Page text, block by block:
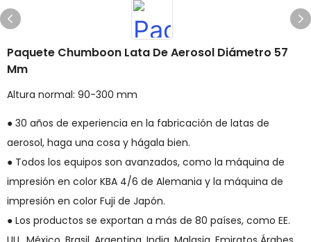
Paquete Chumboon Lata De Aerosol Diámetro 57
Mm
Altura normal: 90-300 mm
● 30 años de experiencia en la fabricación de latas de
aerosol, haga una cosa y hágala bien.
● Todos los equipos son avanzados, como la máquina de
impresión en color KBA 4/6 de Alemania y la máquina de
impresión en color Fuji de Japón.
● Los productos se exportan a más de 80 países, como EE.